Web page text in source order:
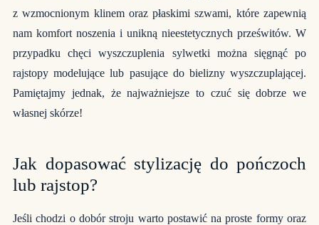
z wzmocnionym klinem oraz płaskimi szwami, które zapewnią
nam komfort noszenia i unikną nieestetycznych prześwitów. W
przypadku chęci wyszczuplenia sylwetki można sięgnąć po
rajstopy modelujące lub pasujące do bielizny wyszczuplającej.
Pamiętajmy jednak, że najważniejsze to czuć się dobrze we
własnej skórze!
Jak dopasować stylizację do pończoch
lub rajstop?
Jeśli chodzi o dobór stroju warto postawić na proste formy oraz